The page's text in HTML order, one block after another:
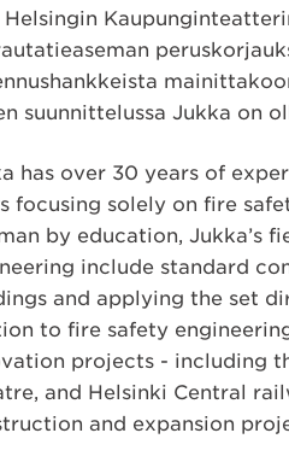
Helsingin
suunnittelussa Jukka on
has over 30 years of
focusing solely on fire
by education, Jukka’s
include standard
and applying the set
to fire safety
projects - including
and Helsinki Central
and expansion